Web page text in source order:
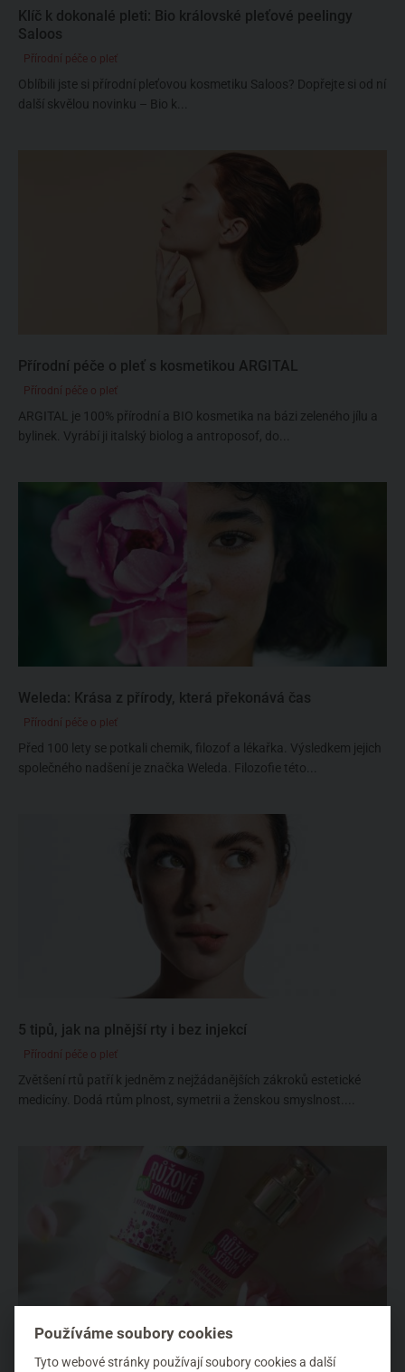
Klíč k dokonalé pleti: Bio královské pleťové peelingy
Saloos
Přírodní péče o pleť
Oblíbili jste si přírodní pleťovou kosmetiku Saloos? Dopřejte si od ní
další skvělou novinku – Bio k...
Přírodní péče o pleť s kosmetikou ARGITAL
Přírodní péče o pleť
ARGITAL je 100% přírodní a BIO kosmetika na bázi zeleného jílu a
bylinek. Vyrábí ji italský biolog a antroposof, do...
Weleda: Krása z přírody, která překonává čas
Přírodní péče o pleť
Před 100 lety se potkali chemik, filozof a lékařka. Výsledkem jejich
společného nadšení je značka Weleda. Filozofie této...
5 tipů, jak na plnější rty i bez injekcí
Přírodní péče o pleť
Zvětšení rtů patří k jedněm z nejžádanějších zákroků estetické
medicíny. Dodá rtům plnost, symetrii a ženskou smyslnost....
Purity Vision: Rituál růžové péče
Používáme soubory cookies
Tyto webové stránky používají soubory cookies a další